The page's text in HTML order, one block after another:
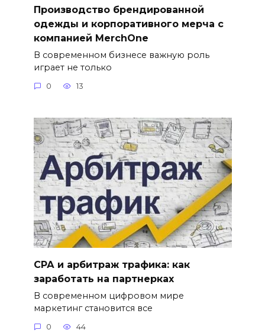
Производство брендированной
одежды и корпоративного мерча с
компанией MerchOne
В современном бизнесе важную роль
играет не только
0 13
СРА и арбитраж трафика: как
заработать на партнерках
В современном цифровом мире
маркетинг становится все
0 44